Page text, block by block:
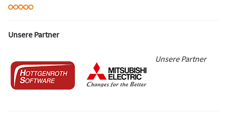
Unsere Partner
Unsere Partner